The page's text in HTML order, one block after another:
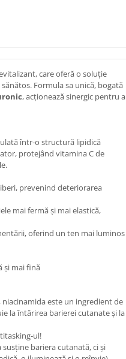
care oferă o soluție
Formula sa unică, bogată
, acționează sinergic pentru a
într-o structură lipidică
protejând vitamina C de
prevenind deteriorarea
mai fermă și mai elastică,
oferind un ten mai luminos
și mai fină
este un ingredient de
la întărirea barierei cutanate și la
ul!
bariera cutanată, ci și